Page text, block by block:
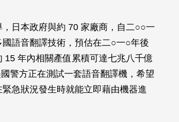
日本政府與約 70 家廠商，自二○○一
語音翻譯技術，預估在二○一○年後
年內相關產值累積可達七兆八千億
警方正在測試一套語音翻譯機，希望
急狀況發生時就能立即藉由機器進